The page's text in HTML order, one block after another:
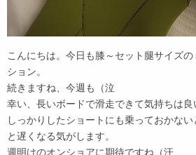
こんにちは。今日も膝～セット腿サイズ
ション。
続きますね、今週も（泣
幸い、長いボードで滑走できて気持ちは良
しっかりしたショートにも乗っておかな
と遅くなる気がします。
週明けのオンショアに期待ですね（汗